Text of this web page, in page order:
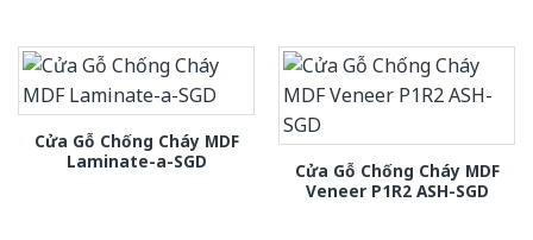
Cửa Gỗ Chống Cháy MDF
Laminate-a-SGD
Cửa Gỗ Chống Cháy MDF
Veneer P1R2 ASH-SGD